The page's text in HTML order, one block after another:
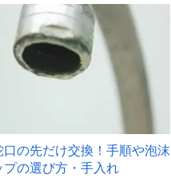
口の先だけ交換！手順や泡沫
プの選び方・手入れ